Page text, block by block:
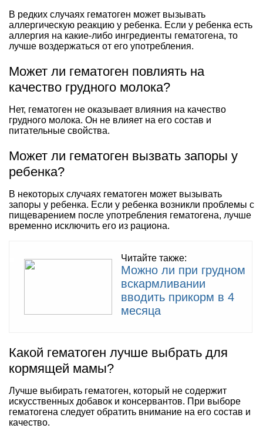
В редких случаях гематоген может вызывать
аллергическую реакцию у ребенка. Если у ребенка есть
аллергия на какие-либо ингредиенты гематогена, то
лучше воздержаться от его употребления.
Может ли гематоген повлиять на
качество грудного молока?
Нет, гематоген не оказывает влияния на качество
грудного молока. Он не влияет на его состав и
питательные свойства.
Может ли гематоген вызвать запоры у
ребенка?
В некоторых случаях гематоген может вызывать
запоры у ребенка. Если у ребенка возникли проблемы с
пищеварением после употребления гематогена, лучше
временно исключить его из рациона.
Читайте также:
Можно ли при грудном
вскармливании
вводить прикорм в 4
месяца
Какой гематоген лучше выбрать для
кормящей мамы?
Лучше выбирать гематоген, который не содержит
искусственных добавок и консервантов. При выборе
гематогена следует обратить внимание на его состав и
качество.